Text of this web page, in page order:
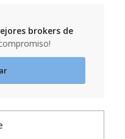
brokers de